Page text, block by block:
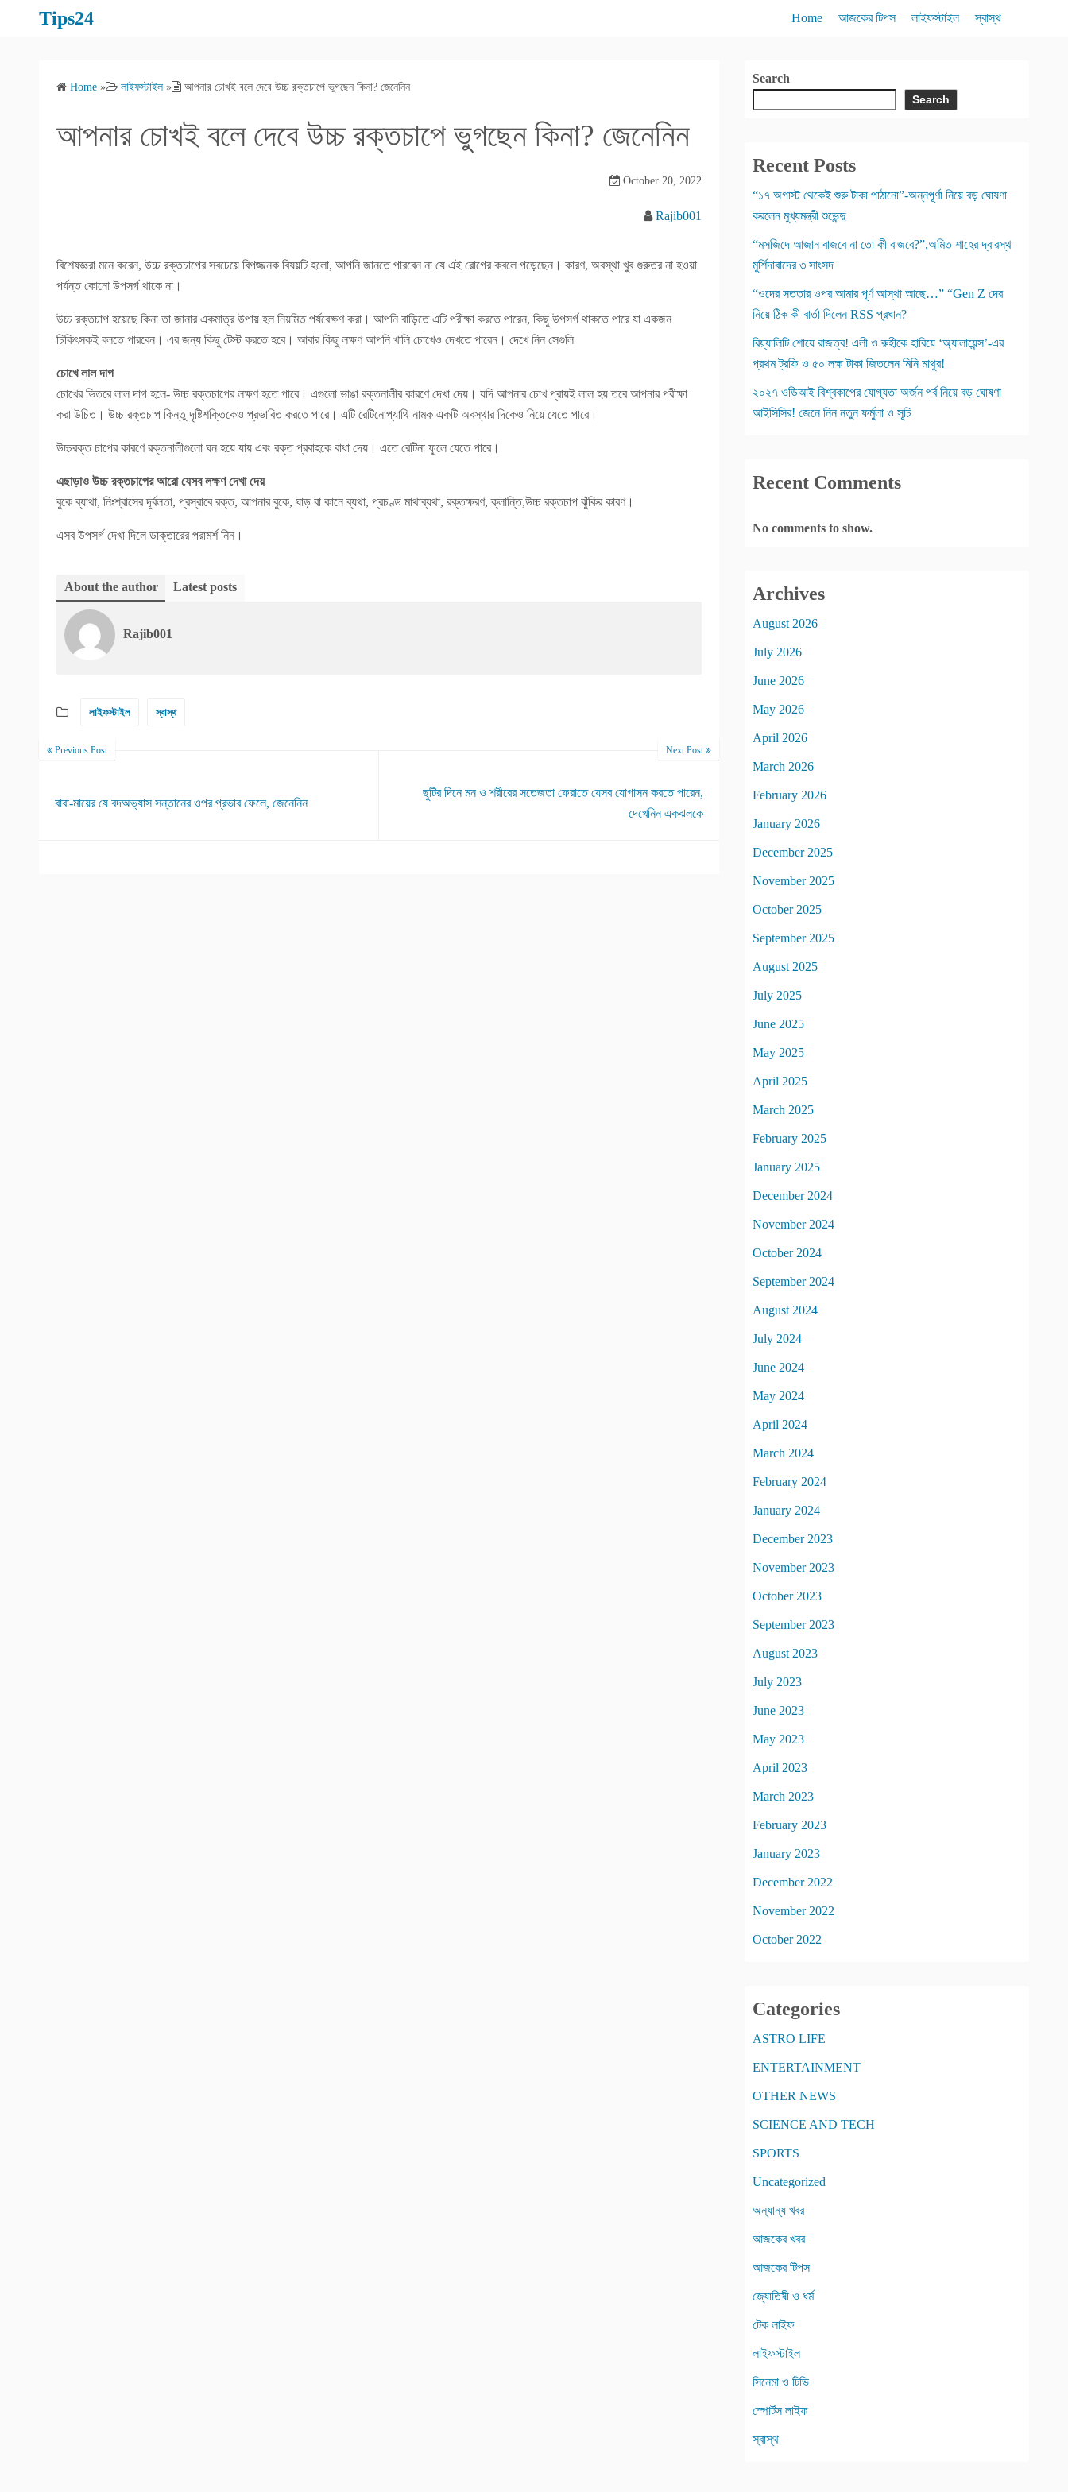
Tips24 Home আজকের টিপস লাইফস্টাইল স্বাস্থ
Home » লাইফস্টাইল » আপনার চোখই বলে দেবে উচ্চ রক্তচাপে ভুগছেন কিনা? জেনেনিন
আপনার চোখই বলে দেবে উচ্চ রক্তচাপে ভুগছেন কিনা? জেনেনিন
October 20, 2022
Rajib001
বিশেষজ্ঞরা মনে করেন, উচ্চ রক্তচাপের সবচেয়ে বিপজ্জনক বিষয়টি হলো, আপনি জানতে পারবেন না যে এই রোগের কবলে পড়েছেন। কারণ, অবস্থা খুব গুরুতর না হওয়া
পর্যন্ত কোনো উপসর্গ থাকে না।
উচ্চ রক্তচাপ হয়েছে কিনা তা জানার একমাত্র উপায় হল নিয়মিত পর্যবেক্ষণ করা। আপনি বাড়িতে এটি পরীক্ষা করতে পারেন, কিছু উপসর্গ থাকতে পারে যা একজন
চিকিৎসকই বলতে পারবেন। এর জন্য কিছু টেস্ট করতে হবে। আবার কিছু লক্ষণ আপনি খালি চোখেও দেখতে পারেন। দেখে নিন সেগুলি
​চোখে লাল দাগ
চোখের ভিতরে লাল দাগ হলে- উচ্চ রক্তচাপের লক্ষণ হতে পারে। এগুলো ভাঙা রক্তনালীর কারণে দেখা দেয়। যদি আপনার চোখ প্রায়ই লাল হয় তবে আপনার পরীক্ষা
করা উচিত। উচ্চ রক্তচাপ কিন্তু দৃষ্টিশক্তিকেও প্রভাবিত করতে পারে। এটি রেটিনোপ্যাথি নামক একটি অবস্থার দিকেও নিয়ে যেতে পারে।
উচ্চরক্ত চাপের কারণে রক্তনালীগুলো ঘন হয়ে যায় এবং রক্ত প্রবাহকে বাধা দেয়। এতে রেটিনা ফুলে যেতে পারে।
​এছাড়াও উচ্চ রক্তচাপের আরো যেসব লক্ষণ দেখা দেয়
বুকে ব্যাথা, নিঃশ্বাসের দূর্বলতা, প্রস্রাবে রক্ত, আপনার বুকে, ঘাড় বা কানে ব্যথা, প্রচণ্ড মাথাব্যথা, রক্তক্ষরণ, ক্লান্তি,​উচ্চ রক্তচাপ ঝুঁকির কারণ।
এসব উপসর্গ দেখা দিলে ডাক্তারের পরামর্শ নিন।
About the author Latest posts
Rajib001
লাইফস্টাইল স্বাস্থ
Previous Post
বাবা-মায়ের যে বদঅভ্যাস সন্তানের ওপর প্রভাব ফেলে, জেনেনিন
Next Post
ছুটির দিনে মন ও শরীরের সতেজতা ফেরাতে যেসব যোগাসন করতে পারেন,
দেখেনিন একঝলকে
Search
Search
Recent Posts
“১৭ অগাস্ট থেকেই শুরু টাকা পাঠানো”-অন্নপূর্ণা নিয়ে বড় ঘোষণা
করলেন মুখ্যমন্ত্রী শুভেন্দু
“মসজিদে আজান বাজবে না তো কী বাজবে?”,অমিত শাহের দ্বারস্থ
মুর্শিদাবাদের ৩ সাংসদ
“ওদের সততার ওপর আমার পূর্ণ আস্থা আছে…” “Gen Z দের
নিয়ে ঠিক কী বার্তা দিলেন RSS প্রধান?
রিয়্যালিটি শোয়ে রাজত্ব! এলী ও রুহীকে হারিয়ে ‘অ্যালায়েন্স’-এর
প্রথম ট্রফি ও ৫০ লক্ষ টাকা জিতলেন মিনি মাথুর!
২০২৭ ওডিআই বিশ্বকাপের যোগ্যতা অর্জন পর্ব নিয়ে বড় ঘোষণা
আইসিসির! জেনে নিন নতুন ফর্মুলা ও সূচি
Recent Comments
No comments to show.
Archives
August 2026
July 2026
June 2026
May 2026
April 2026
March 2026
February 2026
January 2026
December 2025
November 2025
October 2025
September 2025
August 2025
July 2025
June 2025
May 2025
April 2025
March 2025
February 2025
January 2025
December 2024
November 2024
October 2024
September 2024
August 2024
July 2024
June 2024
May 2024
April 2024
March 2024
February 2024
January 2024
December 2023
November 2023
October 2023
September 2023
August 2023
July 2023
June 2023
May 2023
April 2023
March 2023
February 2023
January 2023
December 2022
November 2022
October 2022
Categories
ASTRO LIFE
ENTERTAINMENT
OTHER NEWS
SCIENCE AND TECH
SPORTS
Uncategorized
অন্যান্য খবর
আজকের খবর
আজকের টিপস
জ্যোতিষী ও ধর্ম
টেক লাইফ
লাইফস্টাইল
সিনেমা ও টিভি
স্পোর্টস লাইফ
স্বাস্থ